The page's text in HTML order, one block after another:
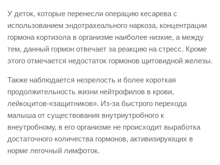
У деток, которые перенесли операцию кесарева с
использованием эндотрахеального наркоза, концентрации
гормона кортизола в организме наиболее низкие, а между
тем, данный гормон отвечает за реакцию на стресс. Кроме
этого отмечается недостаток гормонов щитовидной железы.
Также наблюдается незрелость и более короткая
продолжительность жизни нейтрофилов в крови,
лейкоцитов-«защитников». Из-за быстрого перехода
малыша от существования внутриутробного к
внеутробному, в его организме не происходит выработка
достаточного количества гормонов, активизирующих в
норме легочный лимфоток.